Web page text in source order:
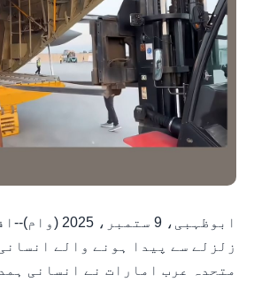
ابوظہبی، 9
زلزلے سے پیدا ہونے والے
متحدہ عرب امارات نے انسانی